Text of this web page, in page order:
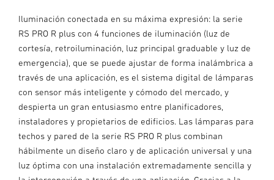
Iluminación conectada en su máxima expresión: la serie
RS PRO R plus con 4 funciones de iluminación (luz de
cortesía, retroiluminación, luz principal graduable y luz de
emergencia), que se puede ajustar de forma inalámbrica a
través de una aplicación, es el sistema digital de lámparas
con sensor más inteligente y cómodo del mercado, y
despierta un gran entusiasmo entre planificadores,
instaladores y propietarios de edificios. Las lámparas para
techos y pared de la serie RS PRO R plus combinan
hábilmente un diseño claro y de aplicación universal y una
luz óptima con una instalación extremadamente sencilla y